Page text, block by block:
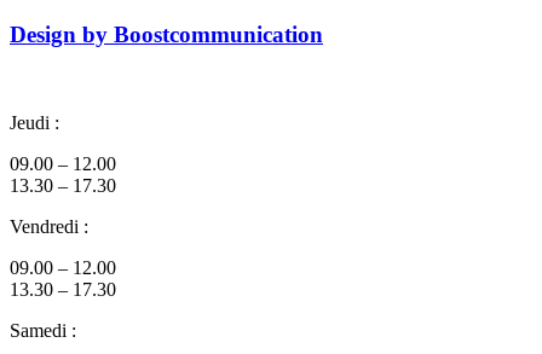
Design by Boostcommunication
Jeudi :
09.00 – 12.00
13.30 – 17.30
Vendredi :
09.00 – 12.00
13.30 – 17.30
Samedi :